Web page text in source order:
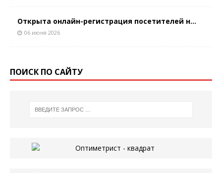
Открыта онлайн-регистрация посетителей н...
06 июня 2026
ПОИСК ПО САЙТУ